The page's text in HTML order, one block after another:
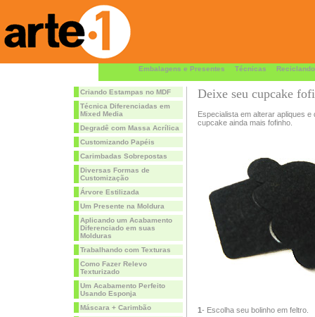
Embalagens e Presentes Técnicas Reciclando
Criando Estampas no MDF
Técnica Diferenciadas em
Mixed Media
Degradê com Massa Acrílica
Customizando Papéis
Carimbadas Sobrepostas
Diversas Formas de
Customização
Árvore Estilizada
Um Presente na Moldura
Aplicando um Acabamento
Diferenciado em suas
Molduras
Trabalhando com Texturas
Como Fazer Relevo
Texturizado
Um Acabamento Perfeito
Usando Esponja
Máscara + Carimbão
Deixe seu cupcake
Especialista em alterar apliques
cupcake ainda mais fofinho.
1- Escolha seu bolinho em feltro.